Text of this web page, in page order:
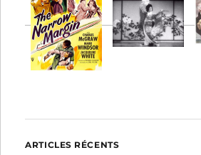
ARTICLES RÉCENTS